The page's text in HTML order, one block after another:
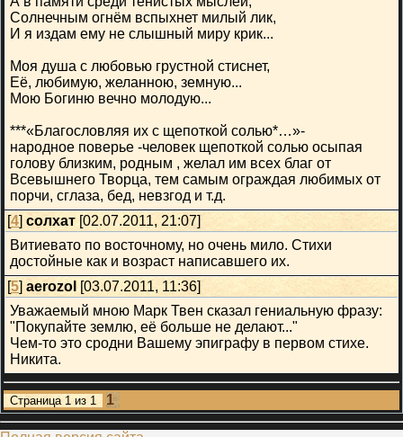
Солнечным огнём вспыхнет милый лик,
И я издам ему не слышный миру крик...
Моя душа с любовью грустной стиснет,
Её, любимую, желанною, земную...
Мою Богиню вечно молодую...
***«Благословляя их с щепоткой солью*…»-
народное поверье -человек щепоткой солью осыпая
голову близким, родным , желал им всех благ от
Всевышнего Творца, тем самым ограждая любимых от
порчи, сглаза, бед, невзгод и т.д.
[4] солхат [02.07.2011, 21:07]
Витиевато по восточному, но очень мило. Стихи
достойные как и возраст написавшего их.
[5] aerozol [03.07.2011, 11:36]
Уважаемый мною Марк Твен сказал гениальную фразу:
"Покупайте землю, её больше не делают..."
Чем-то это сродни Вашему эпиграфу в первом стихе.
Никита.
Страница 1 из 1 1